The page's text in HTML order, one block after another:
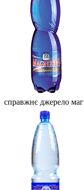
справжнє джерело